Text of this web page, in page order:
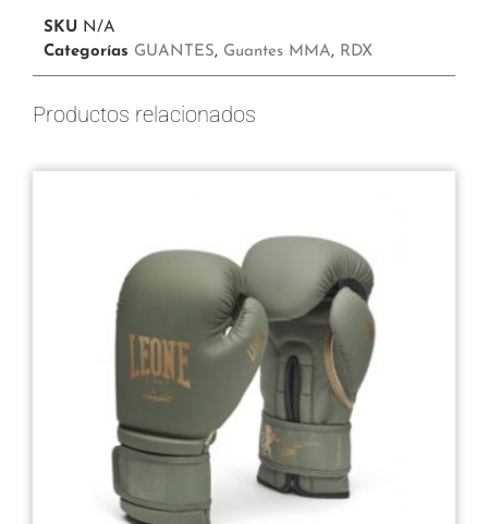
SKU N/A
Categorías GUANTES, Guantes MMA, RDX
Productos relacionados